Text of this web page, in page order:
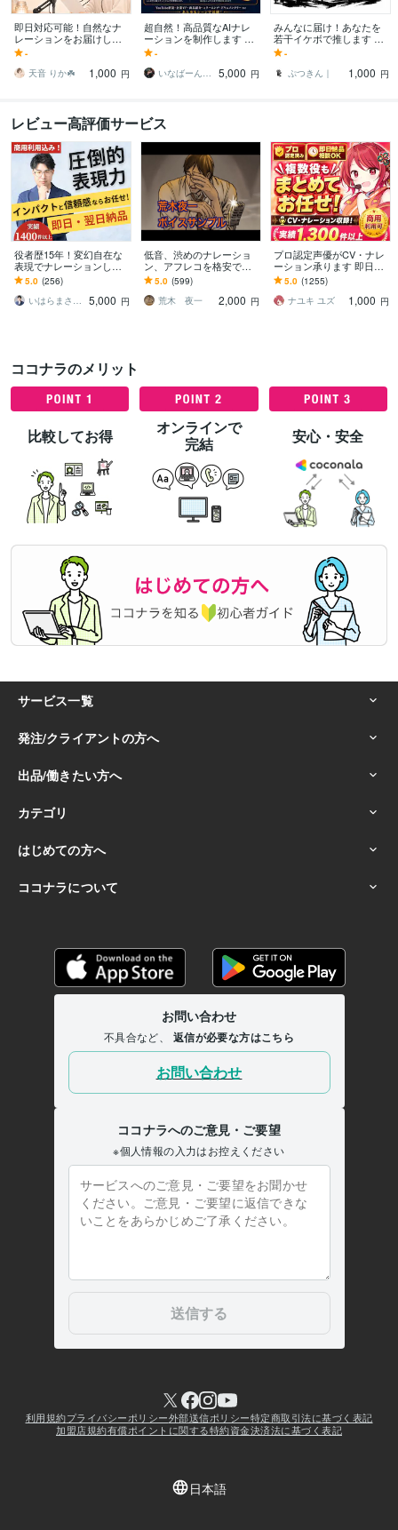
即日対応可能！自然なナ
レーションをお届けしま
す 落ち着いたトーンから
明るいナレーションまで
幅広く対応します！
-
天音 りか☘️
1,000 円
超自然！高品質なAIナレ
ーションを制作します 最
終調整は人の手なので安
心！超自然高品質AIナレ
ーション！
-
いなばーん【映像制作・動画編集】
5,000 円
みんなに届け！あなたを
若干イケボで推します 音
声配信standFMにて、あ
なたをおっさんが推しま
す。
-
ぷつきん｜
1,000 円
レビュー高評価サービス
役者歴15年！変幻自在な
表現でナレーションしま
す 多数の大手企業を担当
する信頼感とインパクト
5.0 (256)
いはらまさたか
5,000 円
低音、渋めのナレーショ
ン、アフレコを格安で承
ります 実績1,000件以上
ＣＶからナレーションま
で幅広く対応
5.0 (599)
荒木 夜一
2,000 円
プロ認定声優がCV・ナレ
ーション承ります 即日対
応・商用可・演じ分け対
応
5.0 (1255)
ナユキ ユズ
1,000 円
ココナラのメリット
比較してお得
オンラインで
完結
安心・安全